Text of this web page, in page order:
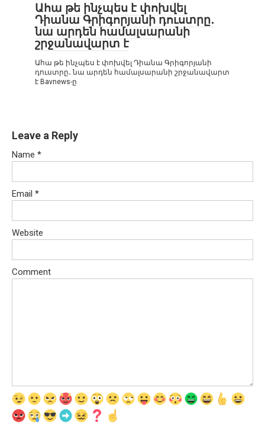
Ահա թե ինչպես է փոխվել
Դիանա Գրիգորյանի դուստրը․
նա արդեն համալսարանի
շրջանավարտ է
Ահա թե ինչպես է փոխվել Դիանա Գրիգորյանի
դուստրը․ նա արդեն համալսարանի շրջանավարտ
է Bavnews-ը
Leave a Reply
Name *
Email *
Website
Comment